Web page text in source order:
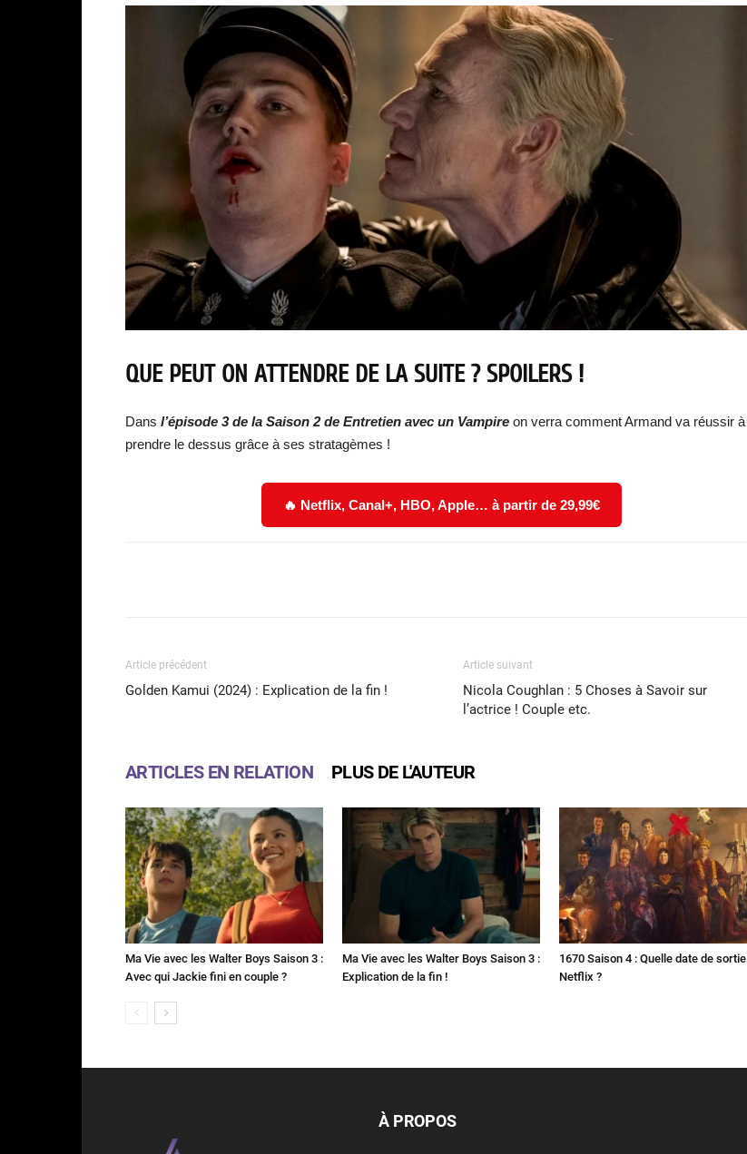
QUE PEUT ON ATTENDRE DE LA SUITE ? SPOILERS !
Dans l’épisode 3 de la Saison 2 de Entretien avec un Vampire on verra comment Armand va réussir à
prendre le dessus grâce à ses stratagèmes !
🔥 Netflix, Canal+, HBO, Apple… à partir de 29,99€
Article précédent
Golden Kamui (2024) : Explication de la fin !
Article suivant
Nicola Coughlan : 5 Choses à Savoir sur
l’actrice ! Couple etc.
ARTICLES EN RELATION PLUS DE L'AUTEUR
Ma Vie avec les Walter Boys Saison 3 :
Avec qui Jackie fini en couple ?
Ma Vie avec les Walter Boys Saison 3 :
Explication de la fin !
1670 Saison 4 : Quelle date de sortie
Netflix ?
À PROPOS